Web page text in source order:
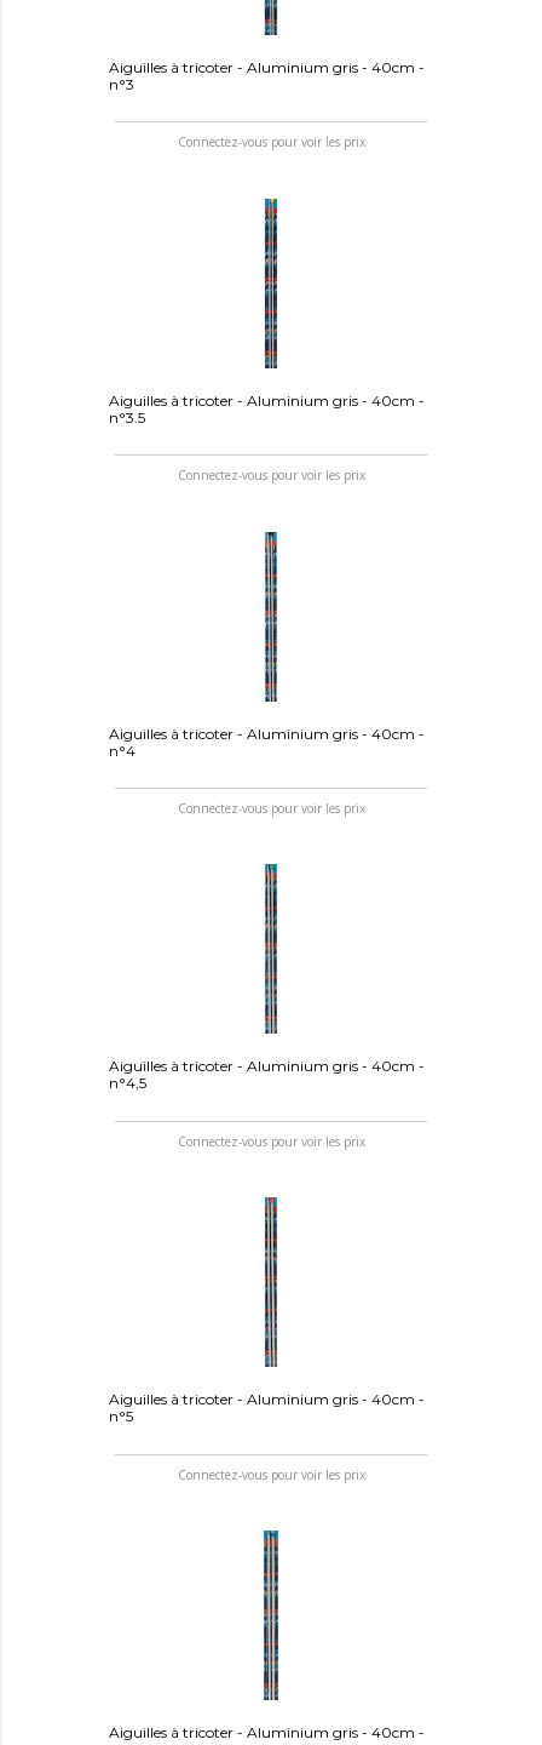
Aiguilles à tricoter - Aluminium gris - 40cm -
n°3
Connectez-vous pour voir les prix
Aiguilles à tricoter - Aluminium gris - 40cm -
n°3.5
Connectez-vous pour voir les prix
Aiguilles à tricoter - Aluminium gris - 40cm -
n°4
Connectez-vous pour voir les prix
Aiguilles à tricoter - Aluminium gris - 40cm -
n°4,5
Connectez-vous pour voir les prix
Aiguilles à tricoter - Aluminium gris - 40cm -
n°5
Connectez-vous pour voir les prix
Aiguilles à tricoter - Aluminium gris - 40cm -